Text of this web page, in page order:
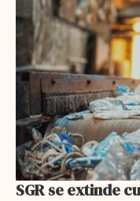
SGR se extinde